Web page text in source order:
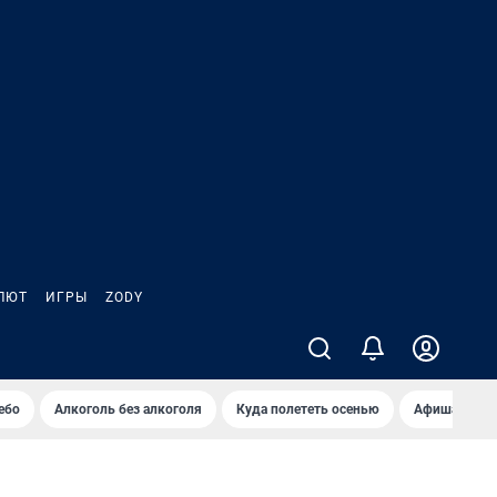
ИГРЫ ZODY
Алкоголь без алкоголя Куда полететь осенью Афиша на